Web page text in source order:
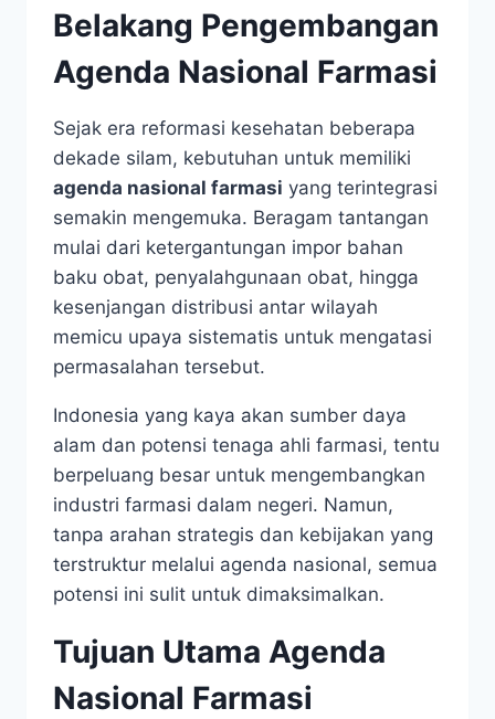
Belakang Pengembangan
Agenda Nasional Farmasi
Sejak era reformasi kesehatan beberapa
dekade silam, kebutuhan untuk memiliki
agenda nasional farmasi yang terintegrasi
semakin mengemuka. Beragam tantangan
mulai dari ketergantungan impor bahan
baku obat, penyalahgunaan obat, hingga
kesenjangan distribusi antar wilayah
memicu upaya sistematis untuk mengatasi
permasalahan tersebut.
Indonesia yang kaya akan sumber daya
alam dan potensi tenaga ahli farmasi, tentu
berpeluang besar untuk mengembangkan
industri farmasi dalam negeri. Namun,
tanpa arahan strategis dan kebijakan yang
terstruktur melalui agenda nasional, semua
potensi ini sulit untuk dimaksimalkan.
Tujuan Utama Agenda
Nasional Farmasi